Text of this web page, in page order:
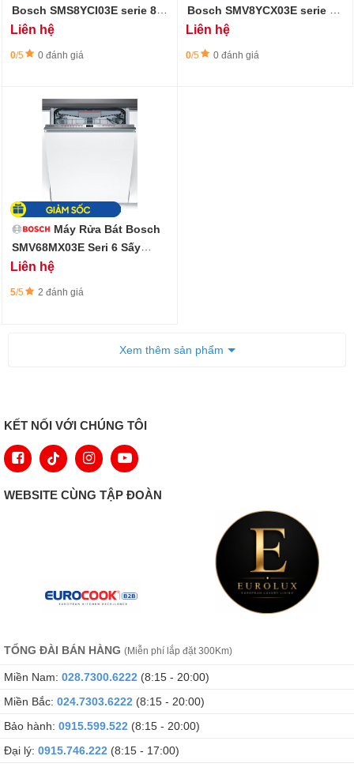
Bosch SMS8YCI03E serie 8 -
Chương trình rửa thông
Liên hệ
0/5 0 đánh giá
Bosch SMV8YCX03E serie 8 -
Cao cấp, thông minh
Liên hệ
0/5 0 đánh giá
Máy Rửa Bát Bosch
SMV68MX03E Seri 6 Sấy
Zeolith
Liên hệ
5/5 2 đánh giá
Xem thêm sản phẩm
KẾT NỐI VỚI CHÚNG TÔI
WEBSITE CÙNG TẬP ĐOÀN
TỔNG ĐÀI BÁN HÀNG (Miễn phí lắp đặt 300Km)
Miền Nam: 028.7300.6222 (8:15 - 20:00)
Miền Bắc: 024.7303.6222 (8:15 - 20:00)
Bảo hành: 0915.599.522 (8:15 - 20:00)
Đại lý: 0915.746.222 (8:15 - 17:00)